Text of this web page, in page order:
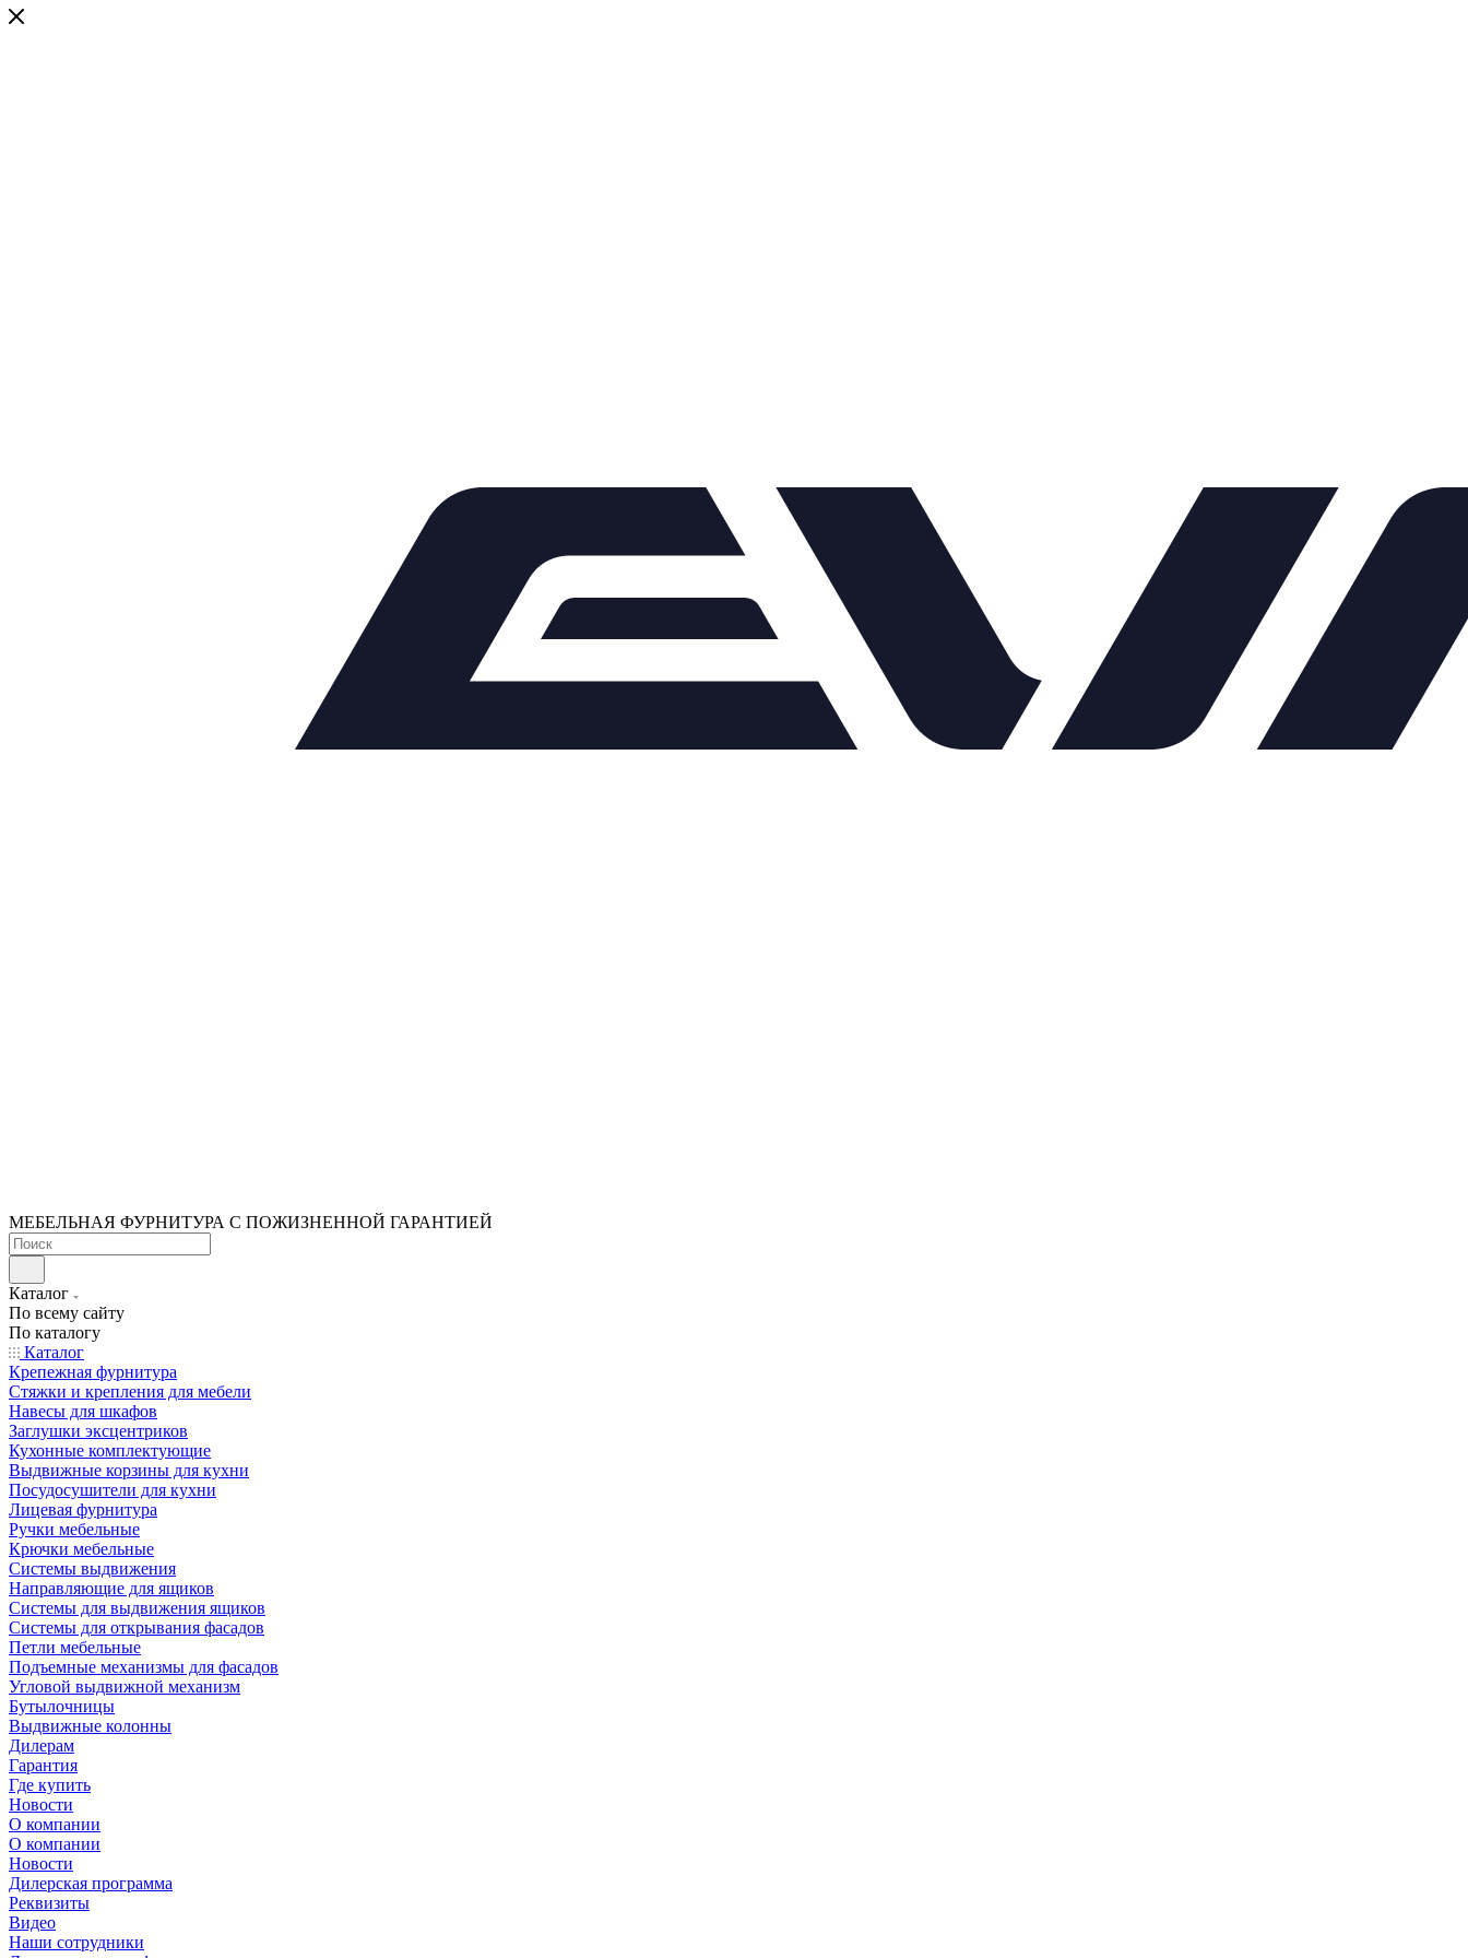
МЕБЕЛЬНАЯ ФУРНИТУРА С ПОЖИЗНЕННОЙ ГАРАНТИЕЙ
Каталог
По всему сайту
По каталогу
Каталог
Крепежная фурнитура
Стяжки и крепления для мебели
Навесы для шкафов
Заглушки эксцентриков
Кухонные комплектующие
Выдвижные корзины для кухни
Посудосушители для кухни
Лицевая фурнитура
Ручки мебельные
Крючки мебельные
Системы выдвижения
Направляющие для ящиков
Системы для выдвижения ящиков
Системы для открывания фасадов
Петли мебельные
Подъемные механизмы для фасадов
Угловой выдвижной механизм
Бутылочницы
Выдвижные колонны
Дилерам
Гарантия
Где купить
Новости
О компании
О компании
Новости
Дилерская программа
Реквизиты
Видео
Наши сотрудники